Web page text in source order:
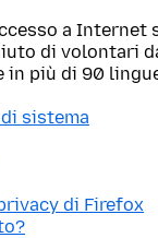
a Internet
di volontari
in più di 90
sistema
di Firefox